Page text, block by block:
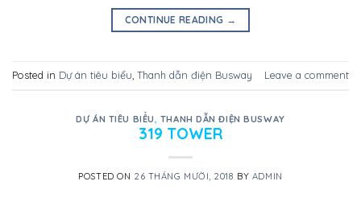
CONTINUE READING →
Posted in Dự án tiêu biểu, Thanh dẫn điện Busway Leave a comment
DỰ ÁN TIÊU BIỂU, THANH DẪN ĐIỆN BUSWAY
319 TOWER
POSTED ON 26 THÁNG MƯỜI, 2018 BY ADMIN